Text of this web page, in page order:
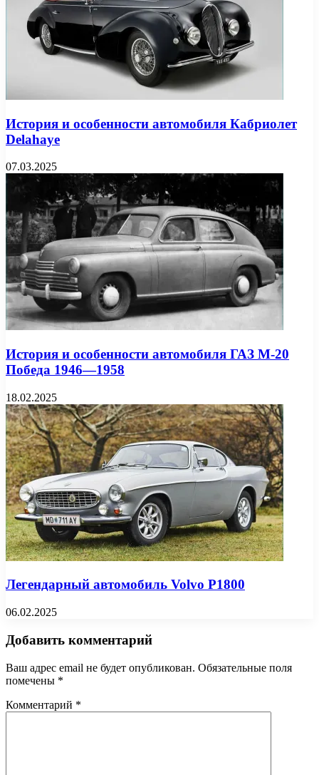
История и особенности автомобиля Кабриолет
Delahaye
07.03.2025
История и особенности автомобиля ГАЗ М-20
Победа 1946—1958
18.02.2025
Легендарный автомобиль Volvo P1800
06.02.2025
Добавить комментарий
Ваш адрес email не будет опубликован. Обязательные поля
помечены *
Комментарий *